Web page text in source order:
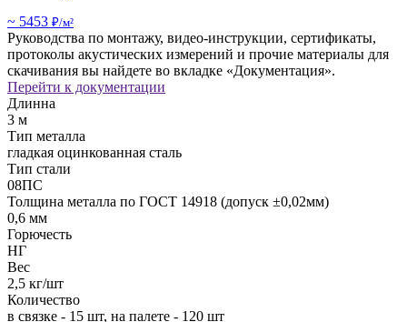
~ 5453 ₽/м²
Руководства по монтажу, видео-инструкции, сертификаты,
протоколы акустических измерений и прочие материалы для
скачивания вы найдете во вкладке «Документация».
Перейти к документации
Длинна
3 м
Тип металла
гладкая оцинкованная сталь
Тип стали
08ПС
Толщина металла по ГОСТ 14918 (допуск ±0,02мм)
0,6 мм
Горючесть
НГ
Вес
2,5 кг/шт
Количество
в связке - 15 шт, на палете - 120 шт